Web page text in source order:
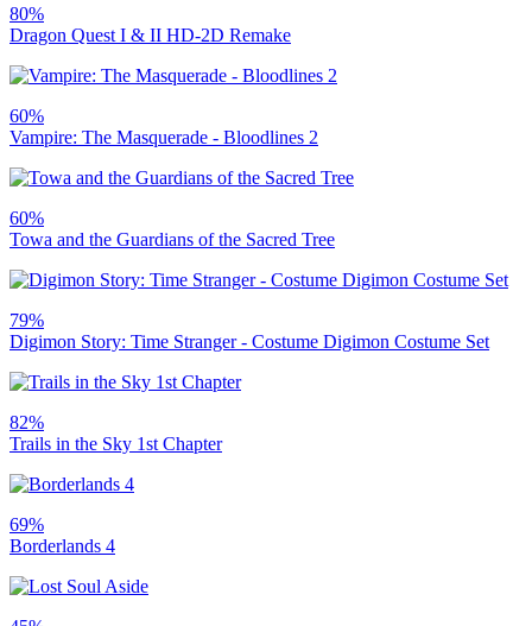
80%
Dragon Quest I & II HD-2D Remake
60%
Vampire: The Masquerade - Bloodlines 2
60%
Towa and the Guardians of the Sacred Tree
79%
Digimon Story: Time Stranger - Costume Digimon Costume Set
82%
Trails in the Sky 1st Chapter
69%
Borderlands 4